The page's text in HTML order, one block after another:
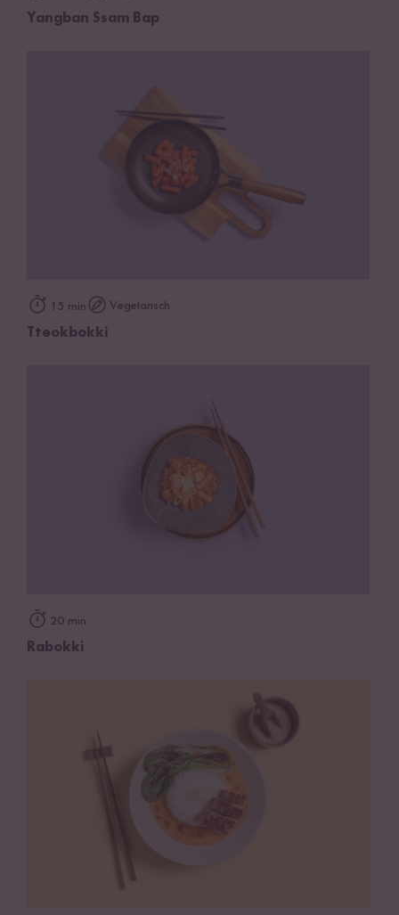
Yangban Ssam Bap
15 min Vegetarisch
Tteokbokki
20 min
Rabokki